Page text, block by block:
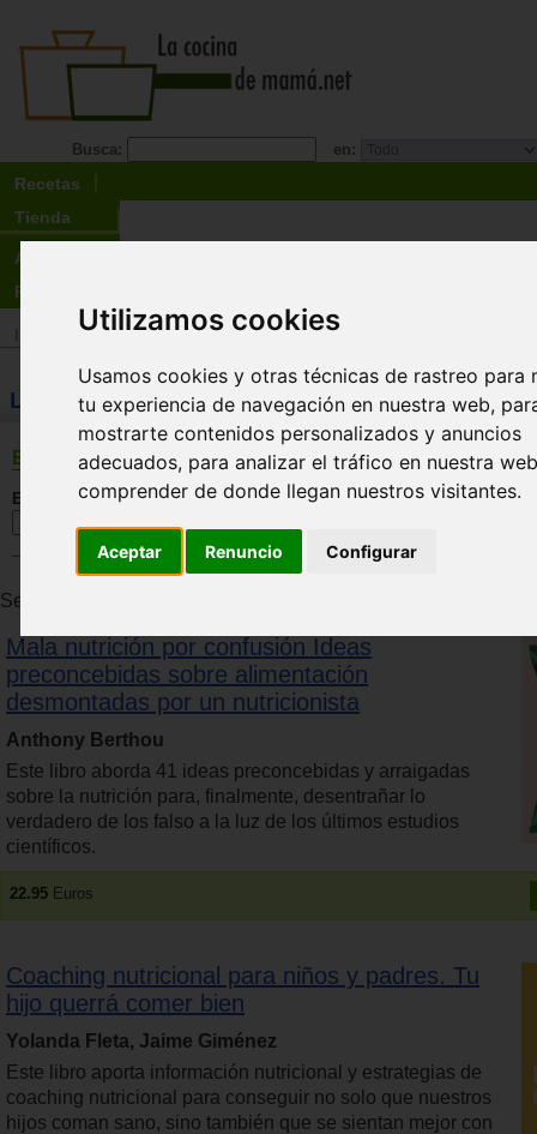
Utilizamos cookies
Usamos cookies y otras técnicas de rastreo para
tu experiencia de navegación en nuestra web,
mostrarte contenidos personalizados y anuncios
adecuados, para analizar el tráfico en nuestra
comprender de donde llegan nuestros visitantes.
Aceptar Renuncio Configurar
Busca: en:
Recetas
Tienda
Actualidad
Registro
Tienda>Libros>Temas relacionados>
LIBROS: Nutrición
BÚSQUEDA
En esta sección:
Se han encontrado 72 productos. Se muestran resultados del
Mala nutrición por confusión Ideas
preconcebidas sobre alimentación
desmontadas por un nutricionista
Anthony Berthou
Este libro aborda 41 ideas preconcebidas y arraigadas
sobre la nutrición para, finalmente, desentrañar lo
verdadero de los falso a la luz de los últimos estudios
científicos.
22.95 Euros
Coaching nutricional para niños y padres. Tu
hijo querrá comer bien
Yolanda Fleta, Jaime Giménez
Este libro aporta información nutricional y estrategias de
coaching nutricional para conseguir no solo que nuestros
hijos coman sano, sino también que se sientan mejor con